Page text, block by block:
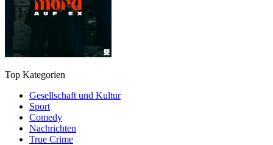
Top Kategorien
Gesellschaft und Kultur
Sport
Comedy
Nachrichten
True Crime